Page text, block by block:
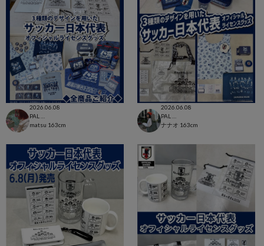
2026.06.08
matsu 163cm
2026.06.08
ナナオ 163cm